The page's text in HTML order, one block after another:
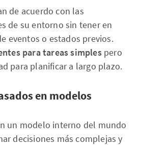
de acuerdo con las
de su entorno sin tener en
eventos o estados previos.
para tareas simples pero
para planificar a largo plazo.
en modelos
un modelo interno del mundo
decisiones más complejas y